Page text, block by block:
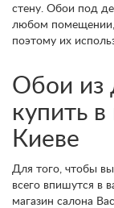
стену. Обои под
любом помещении,
поэтому их
Обои из
купить
Киеве
Для того, чтобы
всего впишутся в
магазин салона